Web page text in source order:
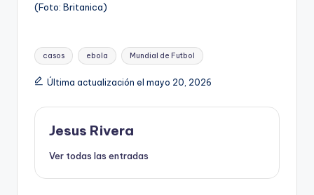
(Foto: Britanica)
Etiquetas:
casos ebola Mundial de Futbol
Última actualización el mayo 20, 2026
Jesus Rivera
Ver todas las entradas